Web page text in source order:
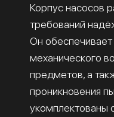
Корпус насосов
требований
Он
механического
предметов, а
проникновения
укомплектованы